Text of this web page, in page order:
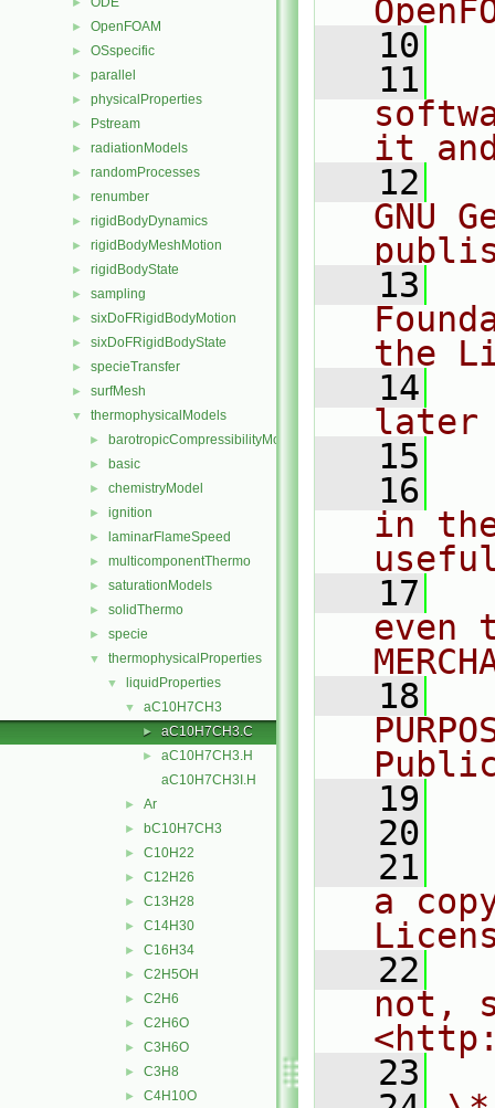
► OpenFOAM
► OSspecific
► parallel
► physicalProperties
► Pstream
► radiationModels
► randomProcesses
► renumber
► rigidBodyDynamics
► rigidBodyMeshMotion
► rigidBodyState
► sampling
► sixDoFRigidBodyMotion
► sixDoFRigidBodyState
► specieTransfer
► surfMesh
▼ thermophysicalModels
► barotropicCompressibilityModel
► basic
► chemistryModel
► ignition
► laminarFlameSpeed
► multicomponentThermo
► saturationModels
► solidThermo
► specie
▼ thermophysicalProperties
▼ liquidProperties
▼ aC10H7CH3
► aC10H7CH3.C
►
aC10H7CH3.H
aC10H7CH3I.H
► Ar
► bC10H7CH3
► C10H22
► C12H26
► C13H28
► C14H30
► C16H34
► C2H5OH
► C2H6
► C2H6O
► C3H6O
► C3H8
► C4H10O
   10
   11
it
   12
GNU
   13
the
   14
later
   15
   16
in
   17
even
   18
   19
   20
   21
a
   22
not,
   23